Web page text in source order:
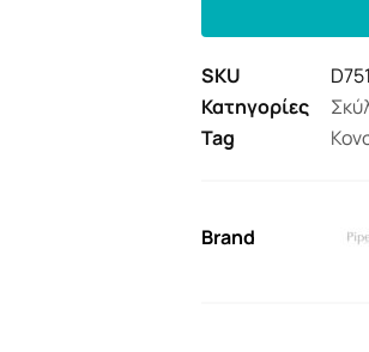
SKU
Κατηγορίες
Tag
Brand